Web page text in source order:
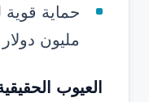
مليون دولار
العيوب